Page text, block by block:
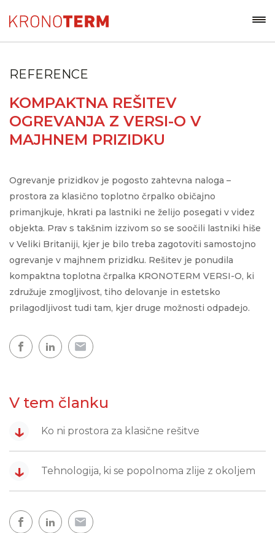
REFERENCE
KOMPAKTNA REŠITEV
OGREVANJA Z VERSI-O V
MAJHNEM PRIZIDKU
Ogrevanje prizidkov je pogosto zahtevna naloga –
prostora za klasično toplotno črpalko običajno
primanjkuje, hkrati pa lastniki ne želijo posegati v videz
objekta. Prav s takšnim izzivom so se soočili lastniki hiše
v Veliki Britaniji, kjer je bilo treba zagotoviti samostojno
ogrevanje v majhnem prizidku. Rešitev je ponudila
kompaktna toplotna črpalka KRONOTERM VERSI-O, ki
združuje zmogljivost, tiho delovanje in estetsko
prilagodljivost tudi tam, kjer druge možnosti odpadejo.
V tem članku
↓ Ko ni prostora za klasične rešitve
↓ Tehnologija, ki se popolnoma zlije z okoljem